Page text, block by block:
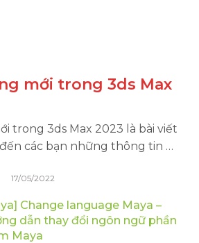
mới trong 3ds Max
trong 3ds Max 2023 là bài viết
các bạn những thông tin …
17/05/2022
Change language Maya –
dẫn thay đổi ngôn ngữ phần
Maya